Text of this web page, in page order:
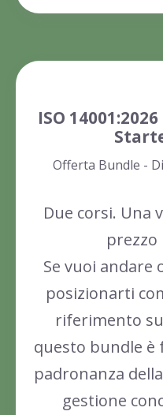
ISO
Offerta Bundle -
Due corsi. Una
Se vuoi andare
posizionarti
riferimento
questo bundle è
padronanza
gestione